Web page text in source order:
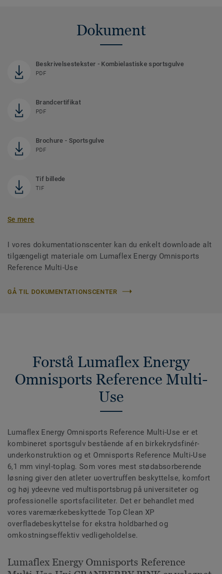
Dokument
Beskrivelsestekster - Kombielastiske sportsgulve
PDF
Brandcertifikat
PDF
Brochure - Sportsgulve
PDF
Tif billede
TIF
Se mere
I vores dokumentationscenter kan du enkelt downloade alt
tilgængeligt materiale om Lumaflex Energy Omnisports
Reference Multi-Use
GÅ TIL DOKUMENTATIONSCENTER
Forstå Lumaflex Energy
Omnisports Reference Multi-
Use
Lumaflex Energy Omnisports Reference Multi-Use er et
kombineret sportsgulv bestående af en birkekrydsfinér-
underkonstruktion og et Omnisports Reference Multi-Use
6,1 mm vinyl-toplag. Som vores mest stødabsorberende
løsning giver den atleter uovertruffen beskyttelse, komfort
og høj ydeevne ved multisportsbrug på universiteter og
professionelle sportsfaciliteter. Det er behandlet med
vores varemærkebeskyttede Top Clean XP
overfladebeskyttelse for ekstra holdbarhed og
omkostningseffektiv vedligeholdelse.
Lumaflex Energy Omnisports Reference